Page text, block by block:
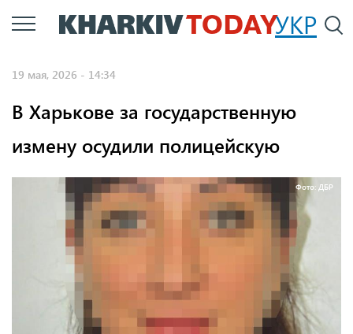
Перейти
к
УКР
19 мая, 2026 - 14:34
В Харькове за государственную
измену осудили полицейскую
Фото: ДБР